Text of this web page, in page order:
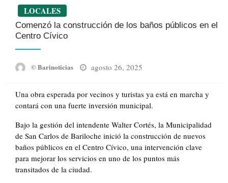
LOCALES
Comenzó la construcción de los baños públicos en el
Centro Cívico
© Barinoticias
Posted
agosto 26, 2025
Una obra esperada por vecinos y turistas ya está en marcha y
contará con una fuerte inversión municipal.
Bajo la gestión del intendente Walter Cortés, la Municipalidad
de San Carlos de Bariloche inició la construcción de nuevos
baños públicos en el Centro Cívico, una intervención clave
para mejorar los servicios en uno de los puntos más
transitados de la ciudad.